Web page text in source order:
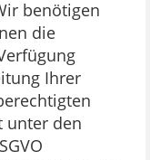
benötigen
die
Ihrer
unter den